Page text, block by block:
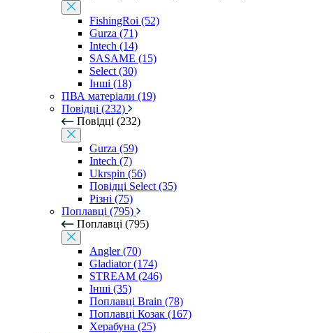
FishingRoi (52)
Gurza (71)
Intech (14)
SASAME (15)
Select (30)
Інші (18)
ПВА матеріали (19)
Повідці (232)
Повідці (232)
Gurza (59)
Intech (7)
Ukrspin (56)
Повідці Select (35)
Різні (75)
Поплавці (795)
Поплавці (795)
Angler (70)
Gladiator (174)
STREAM (246)
Інші (35)
Поплавці Brain (78)
Поплавці Козак (167)
Херабуна (25)